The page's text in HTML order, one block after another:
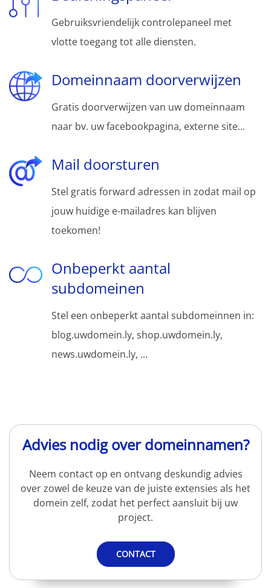
Gebruiksvriendelijk controlepaneel met
vlotte toegang tot alle diensten.
Domeinnaam doorverwijzen
Gratis doorverwijzen van uw domeinnaam
naar bv. uw facebookpagina, externe site...
Mail doorsturen
Stel gratis forward adressen in zodat mail op
jouw huidige e-mailadres kan blijven
toekomen!
Onbeperkt aantal
subdomeinen
Stel een onbeperkt aantal subdomeinnen in:
blog.uwdomein.ly, shop.uwdomein.ly,
news.uwdomein.ly, ...
Advies nodig over domeinnamen?
Neem contact op en ontvang deskundig advies
over zowel de keuze van de juiste extensies als het
domein zelf, zodat het perfect aansluit bij uw
project.
CONTACT